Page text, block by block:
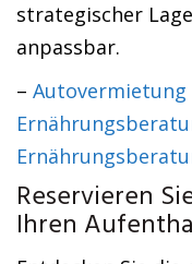
strategischer
anpassbar.
– Autovermietung
Reservieren
Ihren